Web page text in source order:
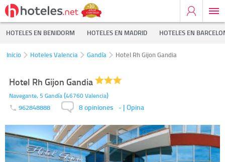
HOTELES EN BENIDORM HOTELES EN MADRID HOTELES EN
Inicio Hoteles Valencia Gandía Hotel Rh Gijon Gandia
Hotel Rh Gijon Gandia
Navegante, 5 Gandía(46760Valencia)
962848888 8 opiniones - | Opina